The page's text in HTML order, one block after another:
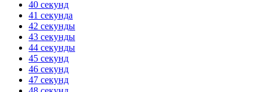
40 секунд
41 секунда
42 секунды
43 секунды
44 секунды
45 секунд
46 секунд
47 секунд